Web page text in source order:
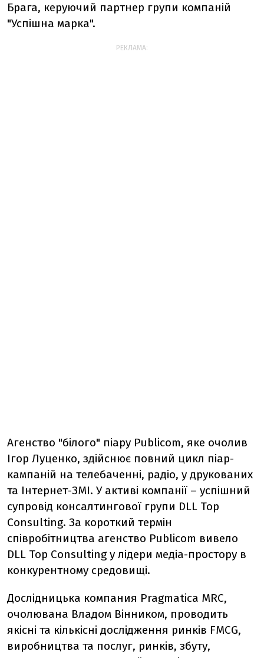
Брага, керуючий партнер групи компаній
"Успішна марка".
РЕКЛАМА:
Агенство "білого" піару Publicom, яке очолив
Ігор Луценко, здійснює повний цикл піар-
кампаній на телебаченні, радіо, у друкованих
та Інтернет-ЗМІ. У активі компанії – успішний
супровід консалтингової групи DLL Top
Consulting. За короткий термін
співробітництва агенство Publicom вивело
DLL Top Consulting у лідери медіа-простору в
конкурентному средовищі.
Дослідницька компания Pragmatica MRC,
очолювана Владом Вінником, проводить
якісні та кількісні дослідження ринків FMCG,
виробництва та послуг, ринків, збуту,